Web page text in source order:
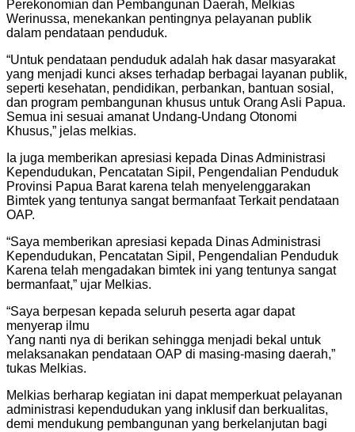
Perekonomian dan Pembangunan Daerah, Melkias
Werinussa, menekankan pentingnya pelayanan publik
dalam pendataan penduduk.
“Untuk pendataan penduduk adalah hak dasar masyarakat
yang menjadi kunci akses terhadap berbagai layanan publik,
seperti kesehatan, pendidikan, perbankan, bantuan sosial,
dan program pembangunan khusus untuk Orang Asli Papua.
Semua ini sesuai amanat Undang-Undang Otonomi
Khusus,” jelas melkias.
Ia juga memberikan apresiasi kepada Dinas Administrasi
Kependudukan, Pencatatan Sipil, Pengendalian Penduduk
Provinsi Papua Barat karena telah menyelenggarakan
Bimtek yang tentunya sangat bermanfaat Terkait pendataan
OAP.
“Saya memberikan apresiasi kepada Dinas Administrasi
Kependudukan, Pencatatan Sipil, Pengendalian Penduduk
Karena telah mengadakan bimtek ini yang tentunya sangat
bermanfaat,” ujar Melkias.
“Saya berpesan kepada seluruh peserta agar dapat
menyerap ilmu
Yang nanti nya di berikan sehingga menjadi bekal untuk
melaksanakan pendataan OAP di masing-masing daerah,”
tukas Melkias.
Melkias berharap kegiatan ini dapat memperkuat pelayanan
administrasi kependudukan yang inklusif dan berkualitas,
demi mendukung pembangunan yang berkelanjutan bagi